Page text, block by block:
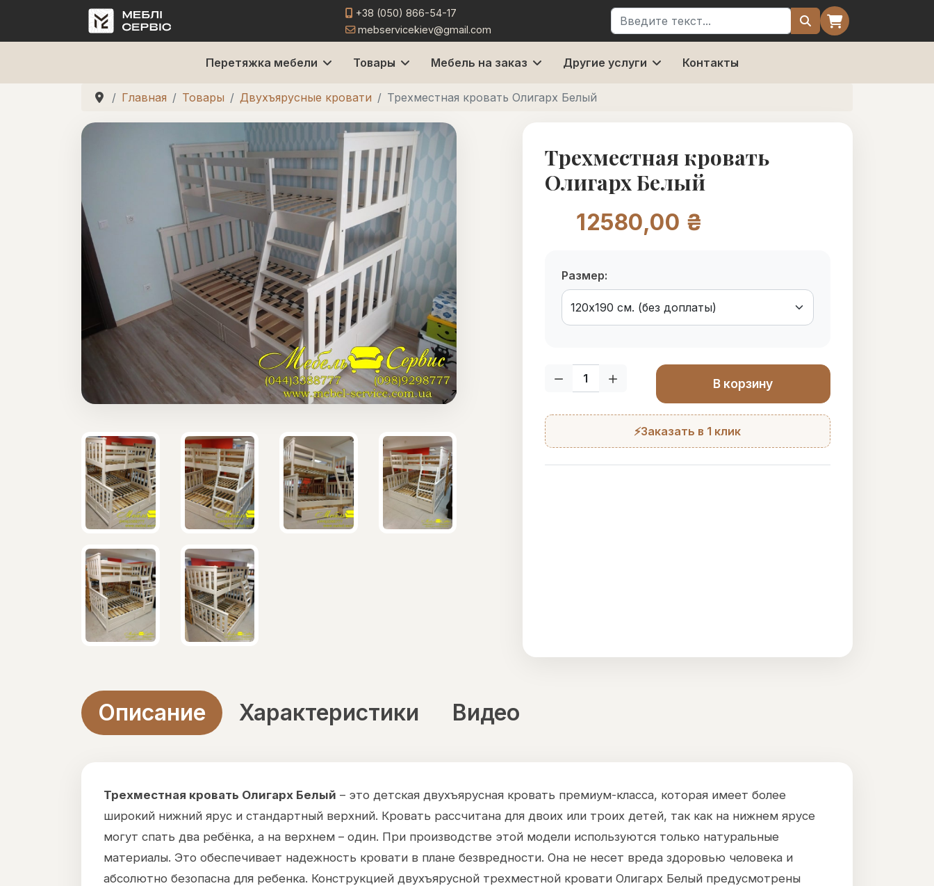
+38 (050) 866-54-17
mebservicekiev@gmail.com
Поиск
Перетяжка мебели Товары Мебель на заказ Другие услуги Контакты
Главная Товары Двухъярусные кровати Трехместная кровать Олигарх Белый
Трехместная кровать
Олигарх Белый
12580,00 ₴
Размер:
Кол-во:
В корзину
⚡Заказать в 1 клик
Описание Характеристики Видео
Трехместная кровать Олигарх Белый – это детская двухъярусная кровать премиум-класса, которая имеет более
широкий нижний ярус и стандартный верхний. Кровать рассчитана для двоих или троих детей, так как на нижнем ярусе
могут спать два ребёнка, а на верхнем – один. При производстве этой модели используются только натуральные
материалы. Это обеспечивает надежность кровати в плане безвредности. Она не несет вреда здоровью человека и
абсолютно безопасна для ребенка. Конструкцией двухъярусной трехместной кровати Олигарх Белый предусмотрены